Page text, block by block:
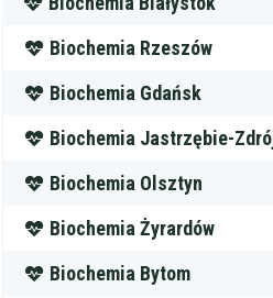
Biochemia Rzeszów
Biochemia Gdańsk
Biochemia Jastrzębie-
Biochemia Olsztyn
Biochemia Żyrardów
Biochemia Bytom